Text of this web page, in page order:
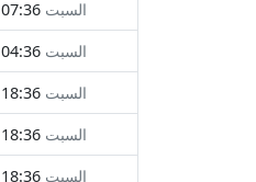
السبت 07:36
السبت 04:36
السبت 18:36
السبت 18:36
السبت 18:36